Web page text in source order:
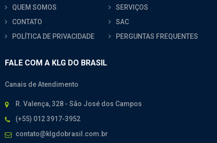
QUEM SOMOS
SERVIÇOS
CONTATO
SAC
POLÍTICA DE PRIVACIDADE
PERGUNTAS FREQUENTES
FALE COM A KLG DO BRASIL
Canais de Atendimento
R. Valença, 328 - São José dos Campos
(+55) 012 3917-3952
contato@klgdobrasil.com.br